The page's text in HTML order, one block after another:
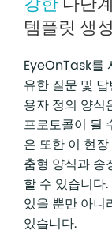
템플릿 생
EyeOnTask를
유한 질문 및
용자 정의 양식
프로토콜이 될
은 또한 이 현
춤형 양식과 송
할 수 있습니다
있을 뿐만 아니
있습니다.